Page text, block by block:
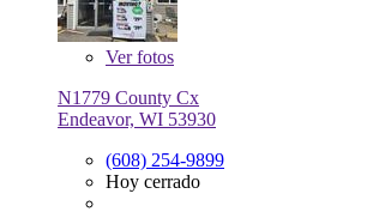
Verfotos
N1779 County Cx
Endeavor, WI 53930
(608) 254-9899
Hoy cerrado